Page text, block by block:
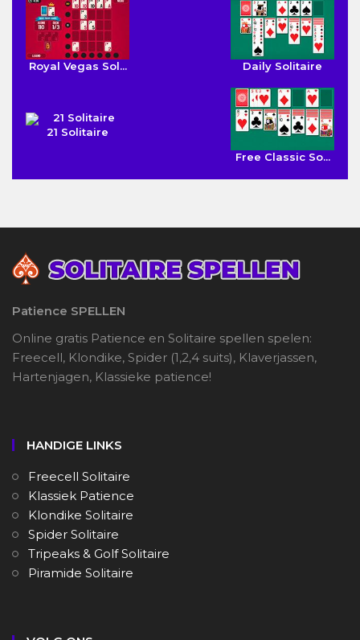
Royal Vegas Sol... Daily Solitaire
21 Solitaire
Free Classic So...
Patience SPELLEN
Online gratis Patience en Solitaire spellen spelen:
Freecell, Klondike, Spider (1,2,4 suits), Klaverjassen,
Hartenjagen, Klassieke patience!
HANDIGE LINKS
Freecell Solitaire
Klassiek Patience
Klondike Solitaire
Spider Solitaire
Tripeaks & Golf Solitaire
Piramide Solitaire